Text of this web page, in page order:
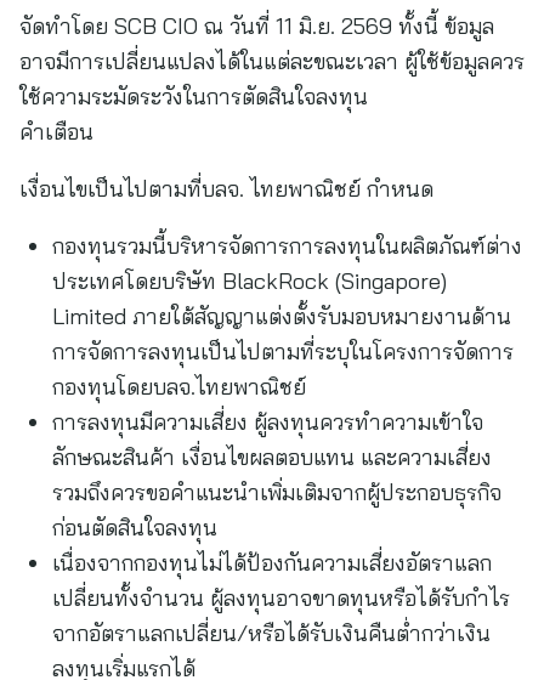
จัดทำโดย SCB CIO ณ วันที่ 11 มิ.ย. 2569 ทั้งนี้ ข้อมูล
อาจมีการเปลี่ยนแปลงได้ในแต่ละขณะเวลา ผู้ใช้ข้อมูลควร
ใช้ความระมัดระวังในการตัดสินใจลงทุน
คำเตือน
เงื่อนไขเป็นไปตามที่บลจ. ไทยพาณิชย์ กำหนด
กองทุนรวมนี้บริหารจัดการการลงทุนในผลิตภัณฑ์ต่าง
ประเทศโดยบริษัท BlackRock (Singapore)
Limited ภายใต้สัญญาแต่งตั้งรับมอบหมายงานด้าน
การจัดการลงทุนเป็นไปตามที่ระบุในโครงการจัดการ
กองทุนโดยบลจ.ไทยพาณิชย์
การลงทุนมีความเสี่ยง ผู้ลงทุนควรทำความเข้าใจ
ลักษณะสินค้า เงื่อนไขผลตอบแทน และความเสี่ยง
รวมถึงควรขอคำแนะนำเพิ่มเติมจากผู้ประกอบธุรกิจ
ก่อนตัดสินใจลงทุน
เนื่องจากกองทุนไม่ได้ป้องกันความเสี่ยงอัตราแลก
เปลี่ยนทั้งจำนวน ผู้ลงทุนอาจขาดทุนหรือได้รับกำไร
จากอัตราแลกเปลี่ยน/หรือได้รับเงินคืนต่ำกว่าเงิน
ลงทุนเริ่มแรกได้